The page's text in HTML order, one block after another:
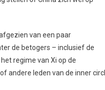
van een paar
de betogers – inclusief de
regime van Xi op de
andere leden van de inner